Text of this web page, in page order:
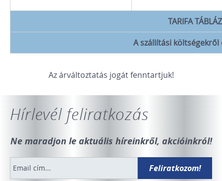
TARIFA
A szállítási
Az árváltoztatás jogát fenntartjuk!
Hírlevél feliratkozás
Ne maradjon le aktuális híreinkről, akcióinkról!